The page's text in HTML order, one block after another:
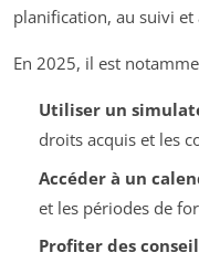
planification, au suivi et
En 2025, il est
Utiliser un
droits acquis et les
Accéder à un
et les périodes de
Profiter des